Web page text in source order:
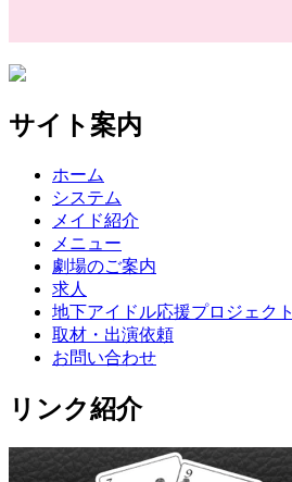
サイト案内
ホーム
システム
メイド紹介
メニュー
劇場のご案内
求人
地下アイドル応援プロジェクト
取材・出演依頼
お問い合わせ
リンク紹介